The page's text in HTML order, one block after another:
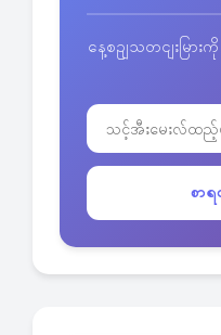
နေ့စဥျသတငျးမြ
စာရ